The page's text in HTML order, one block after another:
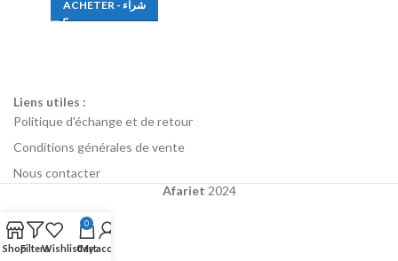
ACHETER - شراء
Liens utiles :
Politique d'échange et de retour
Conditions générales de vente
Nous contacter
Afariet 2024
ShopFiltersWishlist
0
Cart
My account